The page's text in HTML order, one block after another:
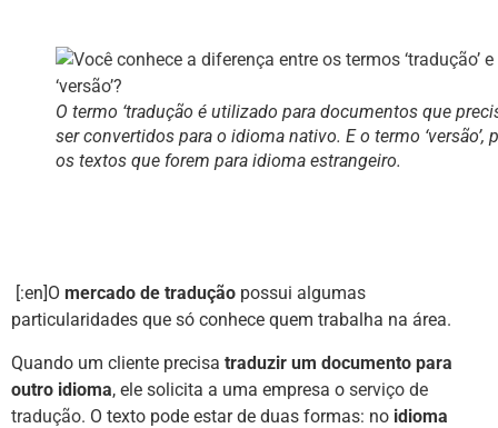
O termo ‘tradução é utilizado para documentos que
ser convertidos para o idioma nativo. E o termo ‘versão’,
os textos que forem para idioma estrangeiro.
[:en]O mercado de tradução possui algumas
particularidades que só conhece quem trabalha na área.
Quando um cliente precisa traduzir um documento para
outro idioma, ele solicita a uma empresa o serviço de
tradução. O texto pode estar de duas formas: no idioma